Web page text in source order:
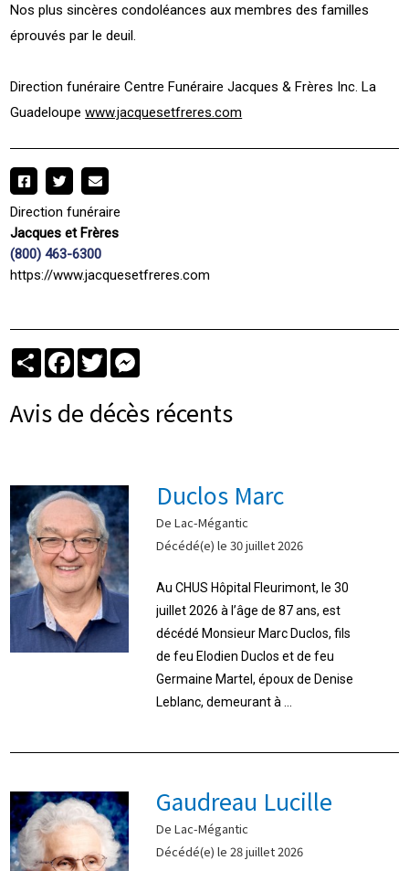
Nos plus sincères condoléances aux membres des familles
éprouvés par le deuil.
Direction funéraire Centre Funéraire Jacques & Frères Inc. La
Guadeloupewww.jacquesetfreres.com
Direction funéraire
Jacques et Frères
(800) 463-6300
https://www.jacquesetfreres.com
PartagerFacebook
Twitter
Avis de décès récents
Duclos Marc
De Lac-Mégantic
Décédé(e) le 30 juillet 2026
Au CHUS Hôpital Fleurimont, le 30
juillet 2026 à l’âge de 87 ans, est
décédé Monsieur Marc Duclos, fils
de feu Elodien Duclos et de feu
Germaine Martel, époux de Denise
Leblanc, demeurant à ...
Gaudreau Lucille
De Lac-Mégantic
Décédé(e) le 28 juillet 2026